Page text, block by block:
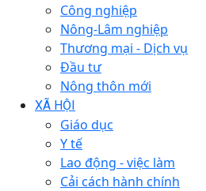
Công nghiệp
Nông-Lâm nghiệp
Thương mại - Dịch vụ
Đầu tư
Nông thôn mới
XÃ HỘI
Giáo dục
Y tế
Lao động - việc làm
Cải cách hành chính